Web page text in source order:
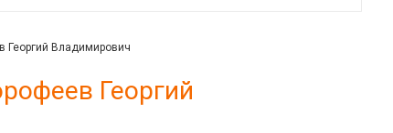
Георгий Владимирович
Георгий